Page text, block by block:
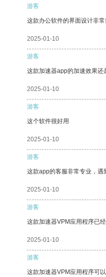
游客
这款办公软件的界面设计非
2025-01-10
游客
这款加速器app的加速效果还
2025-01-10
游客
这个软件很好用
2025-01-10
游客
这款app的客服非常专业，遇
2025-01-10
游客
这款加速器VPM应用程序已
2025-01-10
游客
这款加速器VPM应用程序可